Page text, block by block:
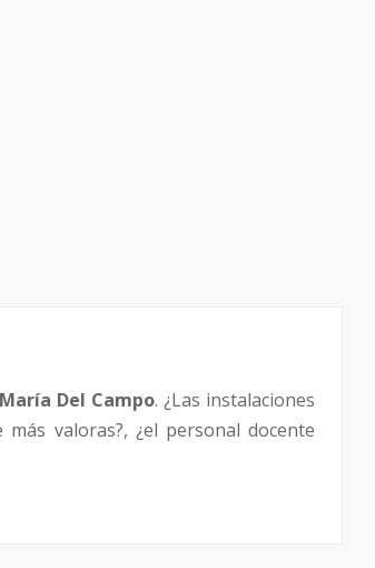
Del Campo. ¿Las instalaciones
valoras?, ¿el personal docente